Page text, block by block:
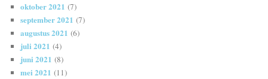
oktober 2021 (7)
september 2021 (7)
augustus 2021 (6)
juli 2021 (4)
juni 2021 (8)
mei 2021 (11)